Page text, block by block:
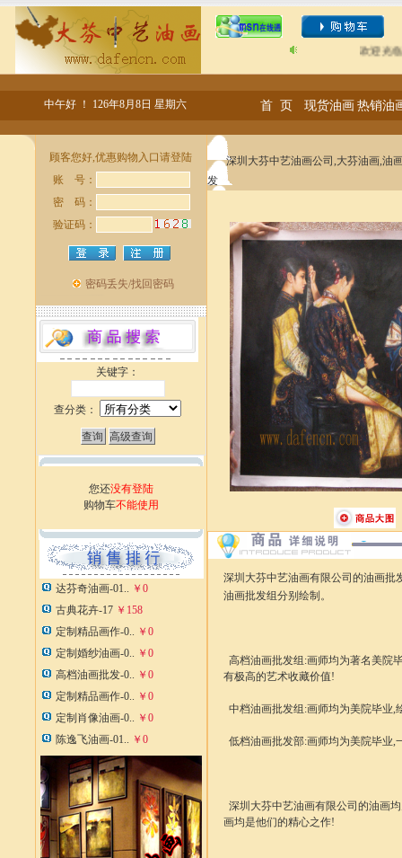
欢迎光临
中午好 ！ 126年8月8日 星期六 首 页 现货油画 热销油
关键字：
查分类：
您还没有登陆
购物车不能使用
达芬奇油画-01.. ￥0
古典花卉-17 ￥158
定制精品画作-0.. ￥0
定制婚纱油画-0.. ￥0
高档油画批发-0.. ￥0
定制精品画作-0.. ￥0
定制肖像油画-0.. ￥0
陈逸飞油画-01.. ￥0
深圳大芬中艺油画公司,大芬油画,油
发
深圳大芬中艺油画有限公司的油画批
油画批发组分别绘制。
高档油画批发组:画师均为著名美院
有极高的艺术收藏价值!
中档油画批发组:画师均为美院毕业,
低档油画批发部:画师均为美院毕业,
深圳大芬中艺油画有限公司的油画
画均是他们的精心之作!